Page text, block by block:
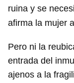
ruina y se
afirma la mujer a
Pero ni la
entrada del
ajenos a la